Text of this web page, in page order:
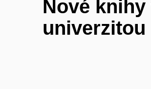
Nové
univerzitou